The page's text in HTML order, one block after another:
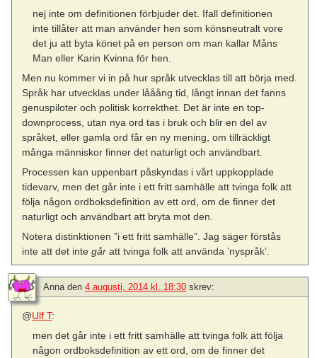
nej inte om definitionen förbjuder det. Ifall definitionen
inte tillåter att man använder hen som könsneutralt vore
det ju att byta könet på en person om man kallar Måns
Man eller Karin Kvinna för hen.
Men nu kommer vi in på hur språk utvecklas till att börja med.
Språk har utvecklas under lååång tid, långt innan det fanns
genuspiloter och politisk korrekthet. Det är inte en top-
downprocess, utan nya ord tas i bruk och blir en del av
språket, eller gamla ord får en ny mening, om tillräckligt
många människor finner det naturligt och användbart.
Processen kan uppenbart påskyndas i vårt uppkopplade
tidevarv, men det går inte i ett fritt samhälle att tvinga folk att
följa någon ordboksdefinition av ett ord, om de finner det
naturligt och användbart att bryta mot den.
Notera distinktionen ”i ett fritt samhälle”. Jag säger förstås
inte att det integår att tvinga folk att använda ’nyspråk’.
Anna den 4 augusti, 2014 kl. 18:30 skrev:
@Ulf T:
men det går inte i ett fritt samhälle att tvinga folk att följa
någon ordboksdefinition av ett ord, om de finner det